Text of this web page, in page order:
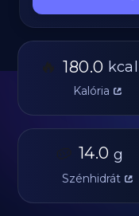
🔥 180.0 kcal
Kalória
🥔 14.0 g
Szénhidrát